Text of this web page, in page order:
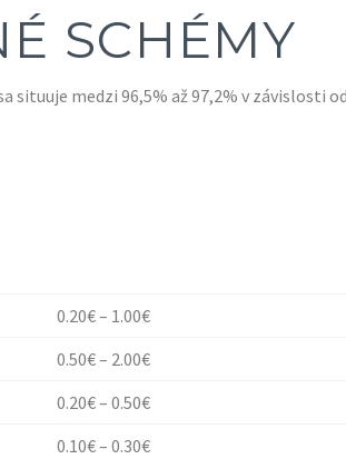
SCHÉMY
medzi 96,5% až 97,2% v závislosti
0.20€ – 1.00€
0.50€ – 2.00€
0.20€ – 0.50€
0.10€ – 0.30€